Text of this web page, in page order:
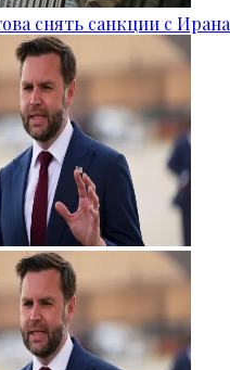
снять санкции с Ирана